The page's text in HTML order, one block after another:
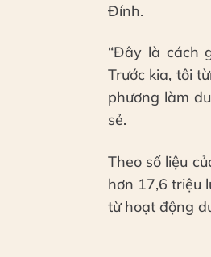
Đính.
“Đây là cách
Trước kia, tôi
phương làm
sẻ.
Theo số liệu
hơn 17,6 triệu
từ hoạt động